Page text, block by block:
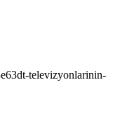
televizyonlarinin-